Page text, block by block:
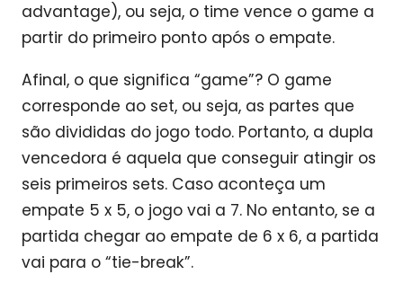
advantage), ou seja, o time vence o game a
partir do primeiro ponto após o empate.
Afinal, o que significa “game”? O game
corresponde ao set, ou seja, as partes que
são divididas do jogo todo. Portanto, a dupla
vencedora é aquela que conseguir atingir os
seis primeiros sets. Caso aconteça um
empate 5 x 5, o jogo vai a 7. No entanto, se a
partida chegar ao empate de 6 x 6, a partida
vai para o “tie-break”.